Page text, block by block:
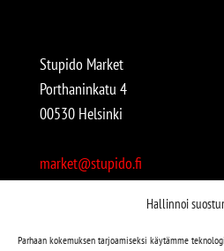
Hallinnoi
Parhaan kokemuksen tarjoamiseksi käytämme
Stupido Market
Porthaninkatu 4
00530 Helsinki
market@stupido.fi
Avoinna: